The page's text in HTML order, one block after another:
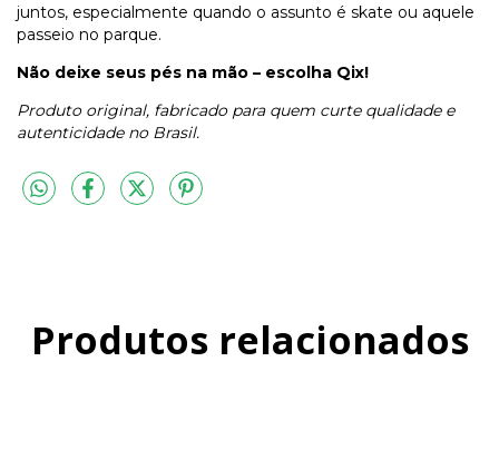
juntos, especialmente quando o assunto é skate ou aquele
passeio no parque.
Não deixe seus pés na mão – escolha Qix!
Produto original, fabricado para quem curte qualidade e
autenticidade no Brasil.
Produtos relacionados